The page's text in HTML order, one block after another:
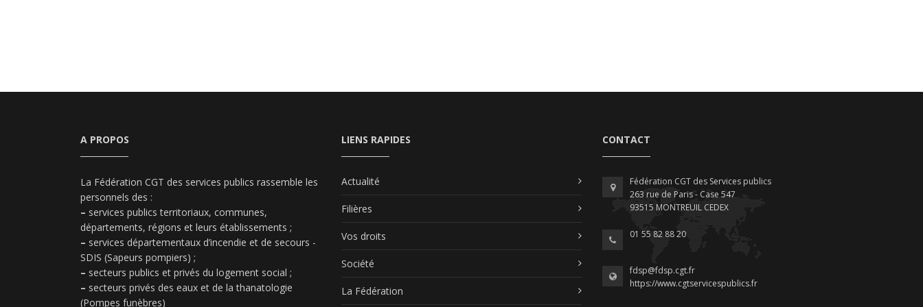
A PROPOS
La Fédération CGT des services publics rassemble les
personnels des :
– services publics territoriaux, communes,
départements, régions et leurs établissements ;
– services départementaux d’incendie et de secours -
SDIS (Sapeurs pompiers) ;
– secteurs publics et privés du logement social ;
– secteurs privés des eaux et de la thanatologie
(Pompes funèbres)
LIENS RAPIDES
Actualité
Filières
Vos droits
Société
La Fédération
CONTACT
Fédération CGT des Services publics
263 rue de Paris - Case 547
93515 MONTREUIL CEDEX
01 55 82 88 20
fdsp@fdsp.cgt.fr
https://www.cgtservicespublics.fr